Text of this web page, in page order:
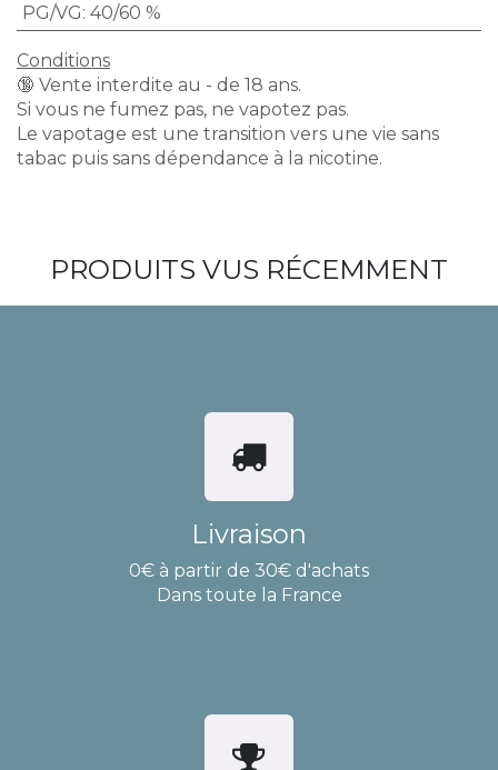
PG/VG: 40/60 %
Conditions
🔞 Vente interdite au - de 18 ans.
Si vous ne fumez pas, ne vapotez pas.
Le vapotage est une transition vers une vie sans
tabac puis sans dépendance à la nicotine.
PRODUITS VUS RÉCEMMENT
Livraison
0€ à partir de 30€ d'achats
Dans toute la France